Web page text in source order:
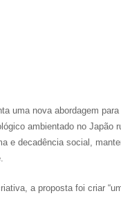
uma nova abordagem
ambientado no Japão
e decadência social,
a proposta foi criar